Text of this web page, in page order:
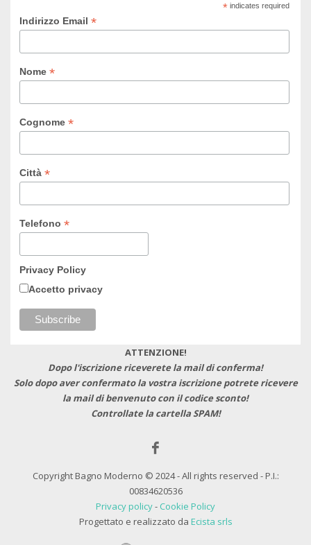
*indicates required
Indirizzo Email *
Nome *
Cognome *
Città *
Telefono *
Privacy Policy
Accetto privacy
ATTENZIONE!
Dopo l'iscrizione riceverete la mail di conferma!
Solo dopo aver confermato la vostra iscrizione potrete ricevere
la mail di benvenuto con il codice sconto!
Controllate la cartella SPAM!
Copyright Bagno Moderno © 2024 - All rights reserved - P.I.:
00834620536
Privacy policy- Cookie Policy
Progettato e realizzato da Ecista srls